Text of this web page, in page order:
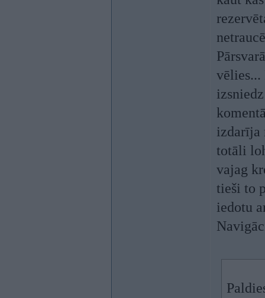
vēlies...
izdarīja
totāli
vajag
tieši to
iedotu